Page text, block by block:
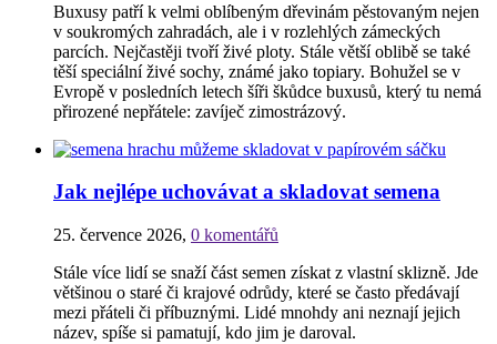
Buxusy patří k velmi oblíbeným dřevinám pěstovaným nejen
v soukromých zahradách, ale i v rozlehlých zámeckých
parcích. Nejčastěji tvoří živé ploty. Stále větší oblibě se také
těší speciální živé sochy, známé jako topiary. Bohužel se v
Evropě v posledních letech šíři škůdce buxusů, který tu nemá
přirozené nepřátele: zavíječ zimostrázový.
Jak nejlépe uchovávat a skladovat semena
25. července 2026, 0 komentářů
Stále více lidí se snaží část semen získat z vlastní sklizně. Jde
většinou o staré či krajové odrůdy, které se často předávají
mezi přáteli či příbuznými. Lidé mnohdy ani neznají jejich
název, spíše si pamatují, kdo jim je daroval.